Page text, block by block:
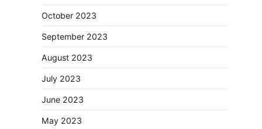
October 2023
September 2023
August 2023
July 2023
June 2023
May 2023